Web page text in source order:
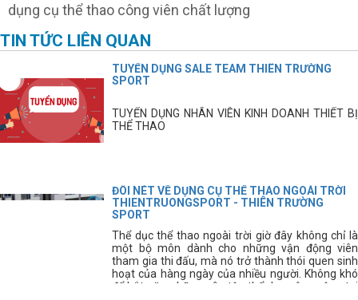
dụng cụ thể thao công viên chất lượng
TIN TỨC LIÊN QUAN
TUYỂN DỤNG SALE TEAM THIÊN TRƯỜNG
SPORT
TUYỂN DỤNG NHÂN VIÊN KINH DOANH THIẾT BỊ
THỂ THAO
ĐÔI NÉT VỀ DỤNG CỤ THỂ THAO NGOÀI TRỜI
THIENTRUONGSPORT - THIÊN TRƯỜNG
SPORT
Thể dục thể thao ngoài trời giờ đây không chỉ là
một bộ môn dành cho những vận động viên
tham gia thi đấu, mà nó trở thành thói quen sinh
hoạt của hàng ngày của nhiều người. Không khó
để bắt gặp những sân tập thể dục công cộng tại